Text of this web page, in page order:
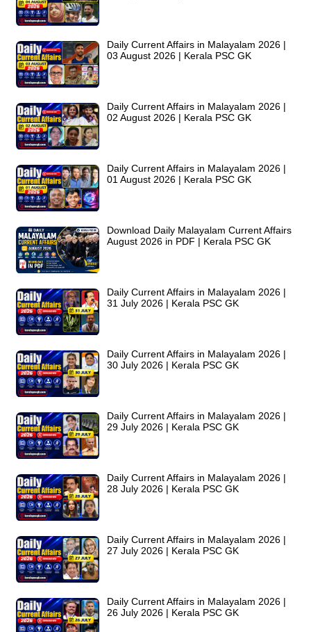
Daily Current Affairs in Malayalam 2026 |
03 August 2026 | Kerala PSC GK
Daily Current Affairs in Malayalam 2026 |
02 August 2026 | Kerala PSC GK
Daily Current Affairs in Malayalam 2026 |
01 August 2026 | Kerala PSC GK
Download Daily Malayalam Current Affairs
August 2026 in PDF | Kerala PSC GK
Daily Current Affairs in Malayalam 2026 |
31 July 2026 | Kerala PSC GK
Daily Current Affairs in Malayalam 2026 |
30 July 2026 | Kerala PSC GK
Daily Current Affairs in Malayalam 2026 |
29 July 2026 | Kerala PSC GK
Daily Current Affairs in Malayalam 2026 |
28 July 2026 | Kerala PSC GK
Daily Current Affairs in Malayalam 2026 |
27 July 2026 | Kerala PSC GK
Daily Current Affairs in Malayalam 2026 |
26 July 2026 | Kerala PSC GK